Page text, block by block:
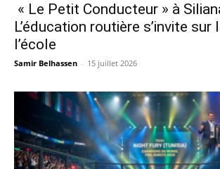
« Le Petit Conducteur » à
L’éducation routière s’invite sur
l’école
Samir Belhassen - 15 juillet 2026